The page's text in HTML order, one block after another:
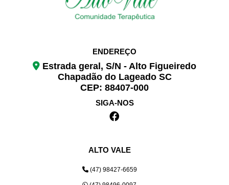
ENDEREÇO
Estrada geral, S/N - Alto Figueiredo
Chapadão do Lageado SC
CEP: 88407-000
SIGA-NOS
ALTO VALE
(47) 98427-6659